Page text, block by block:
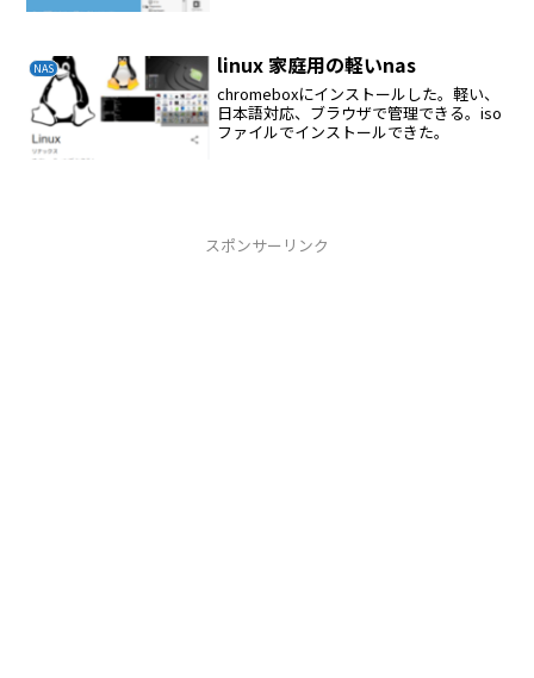
NAS linux 家庭用の軽いnas
chromeboxにインストールした。軽い、
日本語対応、ブラウザで管理できる。iso
ファイルでインストールできた。
スポンサーリンク